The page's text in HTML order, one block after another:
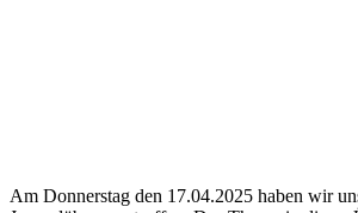
Am Donnerstag den 17.04.2025 haben wir